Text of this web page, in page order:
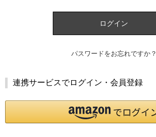
ログイン
パスワードをお忘れですか？
連携サービスでログイン・会員登録